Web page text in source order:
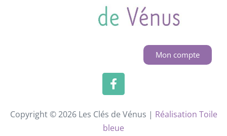
Mon compte
Copyright © 2026 Les Clés de Vénus | Réalisation Toile
bleue